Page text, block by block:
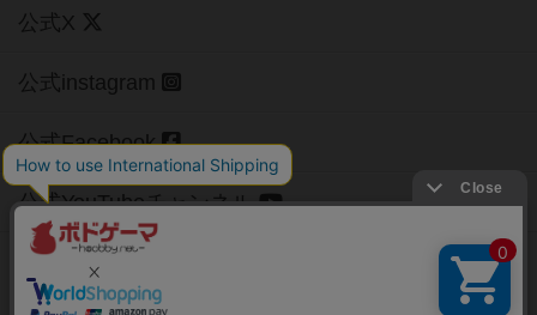
公式X
公式instagram
公式Facebook
公式YouTubeチャンネル